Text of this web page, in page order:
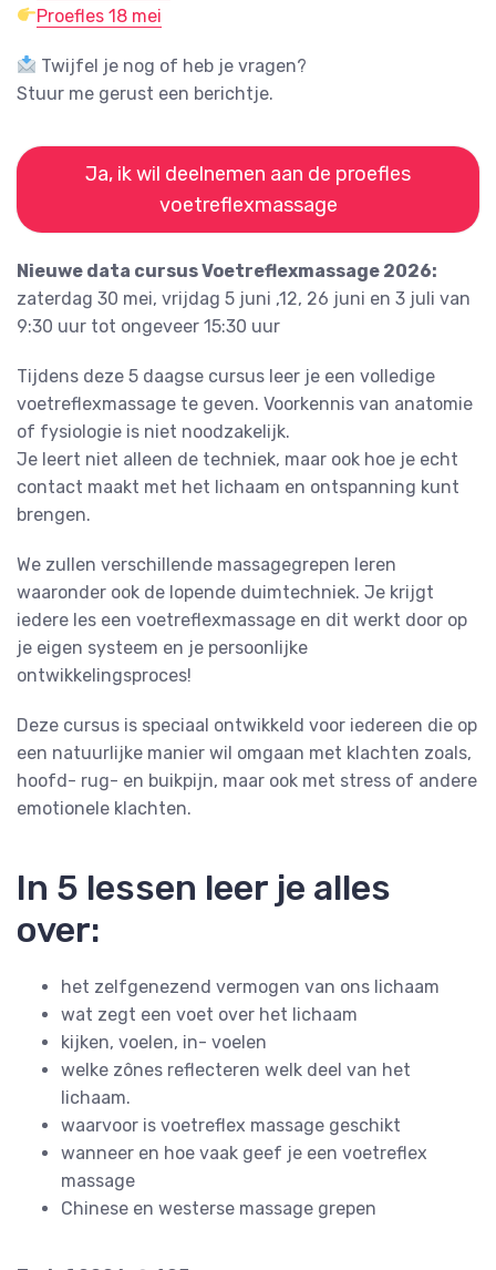
Proefles 18 mei
Twijfel je nog of heb je vragen?
Stuur me gerust een berichtje.
Ja, ik wil deelnemen aan de proefles
voetreflexmassage
Nieuwe data cursus Voetreflexmassage 2026:
zaterdag 30 mei, vrijdag 5 juni ,12, 26 juni en 3 juli van
9:30 uur tot ongeveer 15:30 uur
Tijdens deze 5 daagse cursus leer je een volledige
voetreflexmassage te geven. Voorkennis van anatomie
of fysiologie is niet noodzakelijk.
Je leert niet alleen de techniek, maar ook hoe je echt
contact maakt met het lichaam en ontspanning kunt
brengen.
We zullen verschillende massagegrepen leren
waaronder ook de lopende duimtechniek. Je krijgt
iedere les een voetreflexmassage en dit werkt door op
je eigen systeem en je persoonlijke
ontwikkelingsproces!
Deze cursus is speciaal ontwikkeld voor iedereen die op
een natuurlijke manier wil omgaan met klachten zoals,
hoofd- rug- en buikpijn, maar ook met stress of andere
emotionele klachten.
In 5 lessen leer je alles
over:
het zelfgenezend vermogen van ons lichaam
wat zegt een voet over het lichaam
kijken, voelen, in- voelen
welke zônes reflecteren welk deel van het
lichaam.
waarvoor is voetreflex massage geschikt
wanneer en hoe vaak geef je een voetreflex
massage
Chinese en westerse massage grepen